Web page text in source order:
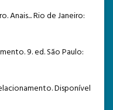
Anais... Rio de Janeiro:
9. ed. São Paulo:
Disponível